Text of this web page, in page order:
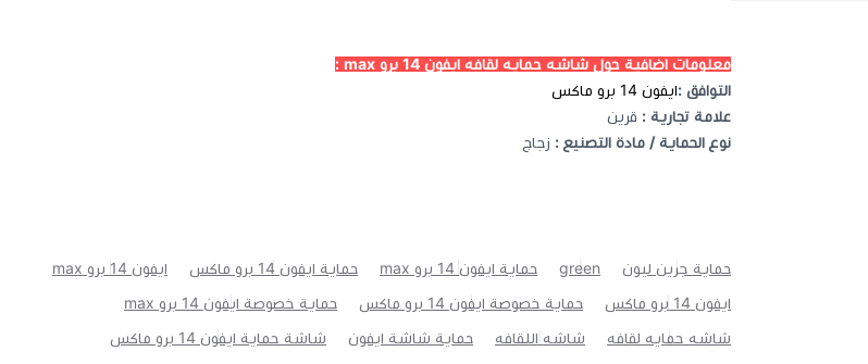
معلومات اضافية حول شاشه حمايه لقافه ايفون 14 برو max :
التوافق :ايفون 14 برو ماكس
علامة تجارية : قرين
نوع الحماية / مادة التصنيع : زجاج
حماية جرين ليون green حماية ايفون 14 برو max حماية ايفون 14 برو ماكس ايفون 14 برو max
ايفون 14 برو ماكس حماية خصوصة ايفون 14 برو ماكس حماية خصوصة ايفون 14 برو max
شاشه حمايه لقافه شاشه اللقافه حماية شاشة ايفون شاشة حماية ايفون 14 برو ماكس